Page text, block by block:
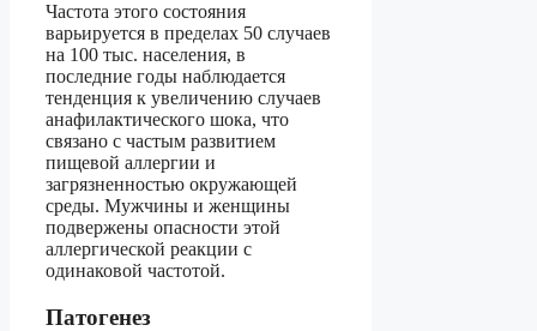
Частота этого состояния
варьируется в пределах 50 случаев
на 100 тыс. населения, в
последние годы наблюдается
тенденция к увеличению случаев
анафилактического шока, что
связано с частым развитием
пищевой аллергии и
загрязненностью окружающей
среды. Мужчины и женщины
подвержены опасности этой
аллергической реакции с
одинаковой частотой.
Патогенез